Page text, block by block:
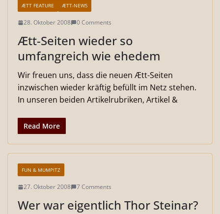
ÆTT FEATURE ÆTT-NEWS
28. Oktober 2008 0 Comments
Ætt-Seiten wieder so
umfangreich wie ehedem
Wir freuen uns, dass die neuen Ætt-Seiten
inzwischen wieder kräftig befüllt im Netz stehen.
In unseren beiden Artikelrubriken, Artikel &
Read More
FUN & MUMPITZ
27. Oktober 2008 7 Comments
Wer war eigentlich Thor Steinar?